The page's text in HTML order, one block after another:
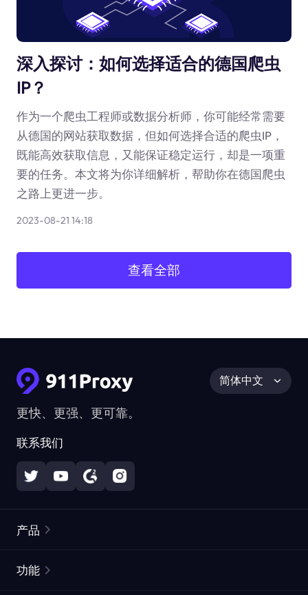
深入探讨：如何选择适合的德国爬虫
IP？
作为一个爬虫工程师或数据分析师，你可能经常需要
从德国的网站获取数据，但如何选择合适的爬虫IP，
既能高效获取信息，又能保证稳定运行，却是一项重
要的任务。本文将为你详细解析，帮助你在德国爬虫
之路上更进一步。
2023-08-21 14:18
查看全部
更快、更强、更可靠。
联系我们
简体中文
产品
功能